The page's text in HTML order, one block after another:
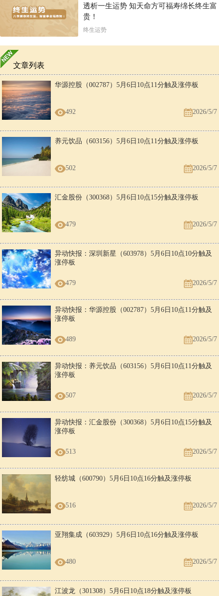
透析一生运势 知天命方可福寿绵长终生富
贵！
终生运势
文章列表
华源控股（002787）5月6日10点11分触及涨停板
492 2026/5/7
养元饮品（603156）5月6日10点11分触及涨停板
502 2026/5/7
汇金股份（300368）5月6日10点15分触及涨停板
479 2026/5/7
异动快报：深圳新星（603978）5月6日10点10分触及
涨停板
479 2026/5/7
异动快报：华源控股（002787）5月6日10点11分触及
涨停板
489 2026/5/7
异动快报：养元饮品（603156）5月6日10点11分触及
涨停板
507 2026/5/7
异动快报：汇金股份（300368）5月6日10点15分触及
涨停板
513 2026/5/7
轻纺城（600790）5月6日10点16分触及涨停板
516 2026/5/7
亚翔集成（603929）5月6日10点16分触及涨停板
480 2026/5/7
江波龙（301308）5月6日10点18分触及涨停板